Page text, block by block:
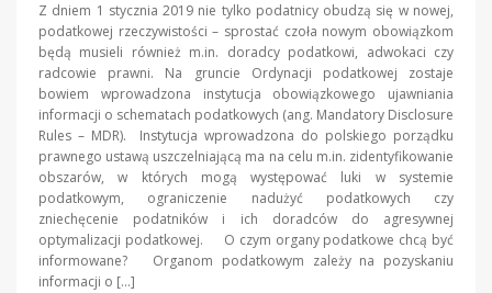
Z dniem 1 stycznia 2019 nie tylko podatnicy obudzą się w nowej,
podatkowej rzeczywistości – sprostać czoła nowym obowiązkom
będą musieli również m.in. doradcy podatkowi, adwokaci czy
radcowie prawni. Na gruncie Ordynacji podatkowej zostaje
bowiem wprowadzona instytucja obowiązkowego ujawniania
informacji o schematach podatkowych (ang. Mandatory Disclosure
Rules – MDR). Instytucja wprowadzona do polskiego porządku
prawnego ustawą uszczelniającą ma na celu m.in. zidentyfikowanie
obszarów, w których mogą występować luki w systemie
podatkowym, ograniczenie nadużyć podatkowych czy
zniechęcenie podatników i ich doradców do agresywnej
optymalizacji podatkowej. O czym organy podatkowe chcą być
informowane? Organom podatkowym zależy na pozyskaniu
informacji o […]